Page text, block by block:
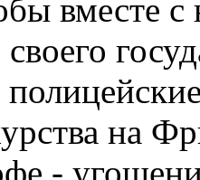
вместе с
своего
на
-